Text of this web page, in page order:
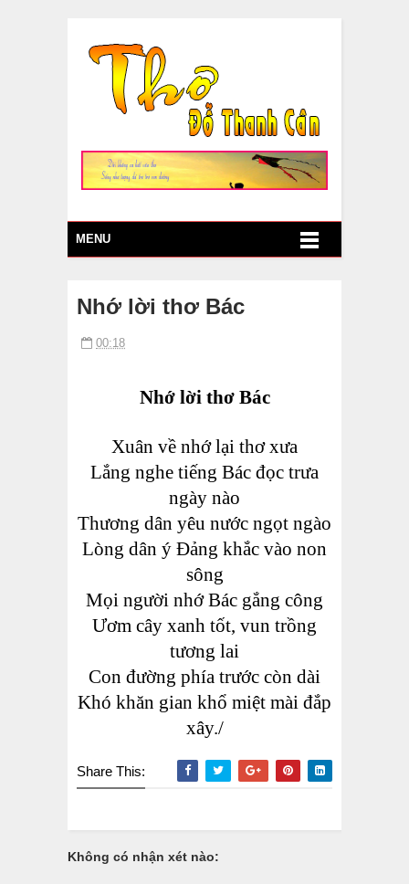
MENU
Nhớ lời thơ Bác
00:18
Nhớ lời thơ Bác
Xuân về nhớ lại thơ xưa
Lắng nghe tiếng Bác đọc trưa
ngày nào
Thương dân yêu nước ngọt ngào
Lòng dân ý Đảng khắc vào non
sông
Mọi người nhớ Bác gắng công
Ươm cây xanh tốt, vun trồng
tương lai
Con đường phía trước còn dài
Khó khăn gian khổ miệt mài đắp
xây./
Share This:
Không có nhận xét nào: